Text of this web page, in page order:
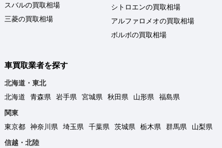
スバルの買取相場
三菱の買取相場
シトロエンの買取相場
アルファロメオの買取相場
ボルボの買取相場
車買取業者を探す
北海道・東北
北海道
青森県 岩手県 宮城県 秋田県 山形県
福島県
関東
東京都
神奈川県 埼玉県 千葉県 茨城県 栃木県 群馬県
山梨県
信越・北陸